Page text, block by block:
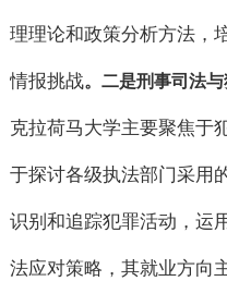
理理论和政策分析方法，
情报挑战。二是刑事司法与
克拉荷马大学主要聚焦于
于探讨各级执法部门采用
识别和追踪犯罪活动，运
法应对策略，其就业方向